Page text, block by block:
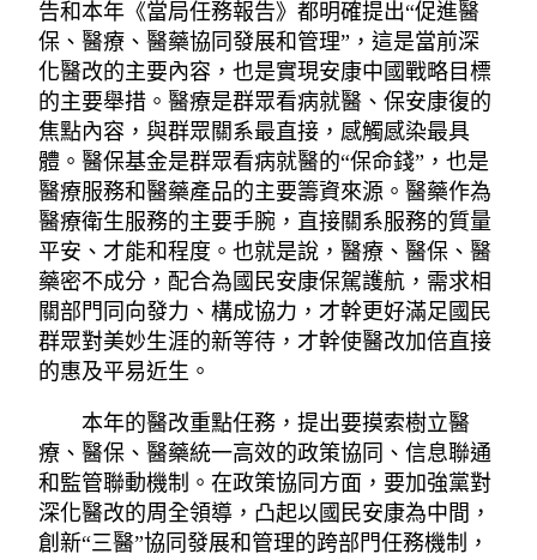
告和本年《當局任務報告》都明確提出“促進醫
保、醫療、醫藥協同發展和管理”，這是當前深
化醫改的主要內容，也是實現安康中國戰略目標
的主要舉措。醫療是群眾看病就醫、保安康復的
焦點內容，與群眾關系最直接，感觸感染最具
體。醫保基金是群眾看病就醫的“保命錢”，也是
醫療服務和醫藥產品的主要籌資來源。醫藥作為
醫療衛生服務的主要手腕，直接關系服務的質量
平安、才能和程度。也就是說，醫療、醫保、醫
藥密不成分，配合為國民安康保駕護航，需求相
關部門同向發力、構成協力，才幹更好滿足國民
群眾對美妙生涯的新等待，才幹使醫改加倍直接
的惠及平易近生。
本年的醫改重點任務，提出要摸索樹立醫
療、醫保、醫藥統一高效的政策協同、信息聯通
和監管聯動機制。在政策協同方面，要加強黨對
深化醫改的周全領導，凸起以國民安康為中間，
創新“三醫”協同發展和管理的跨部門任務機制，